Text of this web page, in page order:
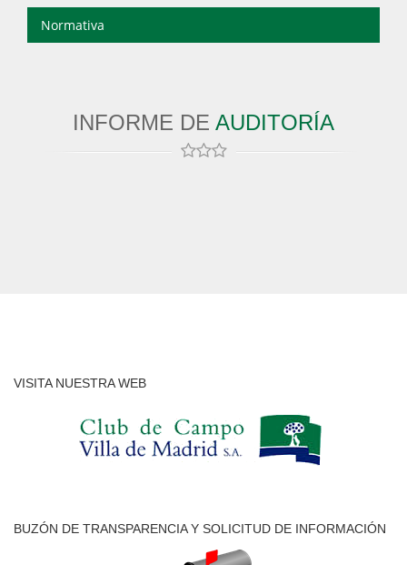
Normativa
INFORME DE AUDITORÍA
VISITA NUESTRA WEB
BUZÓN DE TRANSPARENCIA Y SOLICITUD DE INFORMACIÓN